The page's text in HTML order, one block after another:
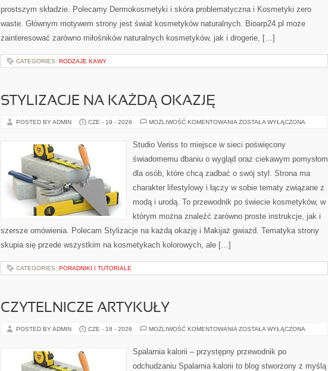
prostszym składzie. Polecamy Dermokosmetyki i skóra problematyczna i Kosmetyki zero
waste. Głównym motywem strony jest świat kosmetyków naturalnych. Bioarp24.pl może
zainteresować zarówno miłośników naturalnych kosmetyków, jak i drogerie, […]
CATEGORIES: RODZAJE KAWY
STYLIZACJE NA KAŻDĄ OKAZJĘ
POSTED BY ADMIN CZE - 19 - 2026 MOŻLIWOŚĆ KOMENTOWANIA STYLIZACJE
OKAZJĘ
ZOSTAŁA WYŁĄCZONA
Studio Veriss to miejsce w sieci poświęcony
świadomemu dbaniu o wygląd oraz ciekawym pomysłom
dla osób, które chcą zadbać o swój styl. Strona ma
charakter lifestylowy i łączy w sobie tematy związane z
modą i urodą. To przewodnik po świecie kosmetyków, w
którym można znaleźć zarówno proste instrukcje, jak i
szersze omówienia. Polecam Stylizacje na każdą okazję i Makijaż gwiazd. Tematyka strony
skupia się przede wszystkim na kosmetykach kolorowych, ale […]
CATEGORIES: PORADNIKI I TUTORIALE
CZYTELNICZE ARTYKUŁY
POSTED BY ADMIN CZE - 18 - 2026 MOŻLIWOŚĆ KOMENTOWANIA CZYTELNICZE
ZOSTAŁA WYŁĄCZONA
Spalarnia kalorii – przystępny przewodnik po
odchudzaniu Spalarnia kalorii to blog stworzony z myślą